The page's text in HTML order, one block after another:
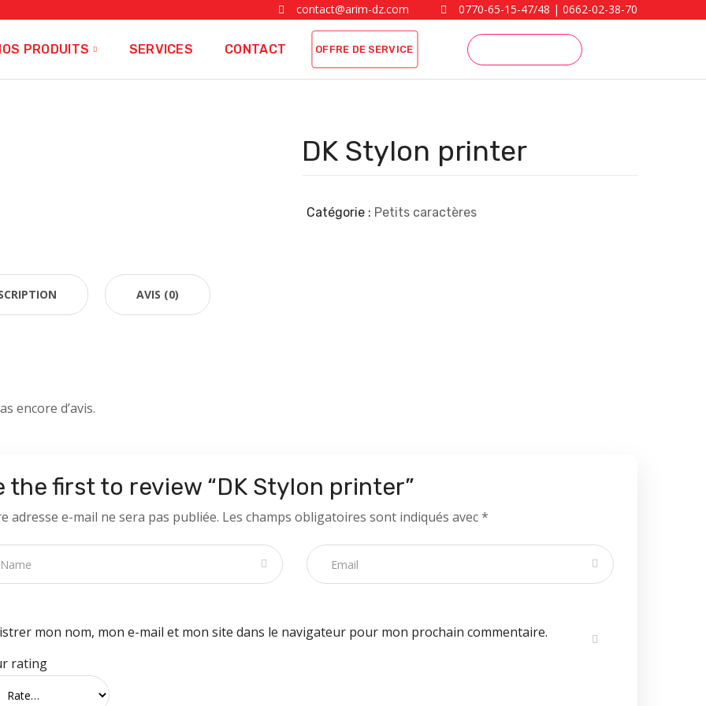
contact@arim-dz.com 0770-65-15-47/48 | 0662-02-38-70
PRODUITS SERVICES CONTACT OFFRE DE SERVICE
DK Stylon printer
Catégorie : Petits caractères
AVIS (0)
encore d’avis.
the first to review “DK Stylon printer”
adresse e-mail ne sera pas publiée. Les champs obligatoires sont indiqués avec*
mon nom, mon e-mail et mon site dans le navigateur pour mon prochain commentaire.
rating